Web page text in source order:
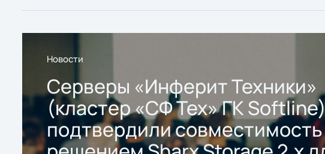
Новости
Серверы «Инферит Техники»
(кластер «СФ Тех» ГК
подтвердили